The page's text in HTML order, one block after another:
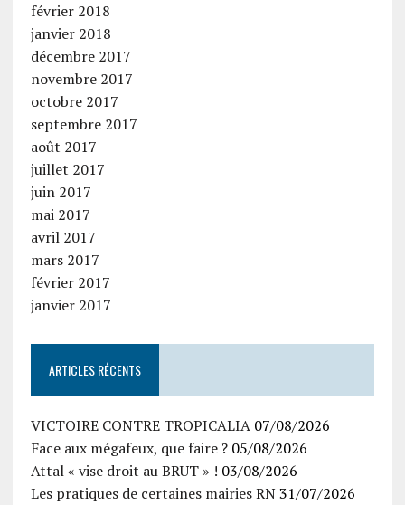
février 2018
janvier 2018
décembre 2017
novembre 2017
octobre 2017
septembre 2017
août 2017
juillet 2017
juin 2017
mai 2017
avril 2017
mars 2017
février 2017
janvier 2017
ARTICLES RÉCENTS
VICTOIRE CONTRE TROPICALIA 07/08/2026
Face aux mégafeux, que faire ? 05/08/2026
Attal « vise droit au BRUT » ! 03/08/2026
Les pratiques de certaines mairies RN 31/07/2026